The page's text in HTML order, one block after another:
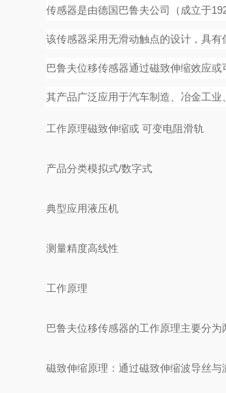
传感器是由德国巴鲁夫公司（成立于
该传感器采用无滑动触点的设计，具有
巴鲁夫位移传感器通过磁致伸缩效应或
其产品广泛应用于汽车制造、冶金工
工作原理磁致伸缩或 可变电阻滑轨
产品分类模拟式/数字式
典型应用液压机
测量精度高线性
工作原理
巴鲁夫位移传感器的工作原理主要分为
磁致伸缩原理：通过磁致伸缩波导丝